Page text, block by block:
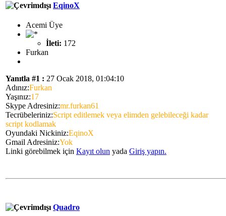
EqinoX
Acemi Üye
İleti: 172
Furkan
Yanıtla #1 : 27 Ocak 2018, 01:04:10
Adınız:Furkan
Yaşınız:17
Skype Adresiniz:mr.furkan61
Tecrübeleriniz:Script editlemek veya elimden gelebileceği kadar
script kodlamak
Oyundaki Nickiniz:EqinoX
Gmail Adresiniz:Yok
Linki görebilmek için Kayıt olun yada Giriş yapın.
Quadro